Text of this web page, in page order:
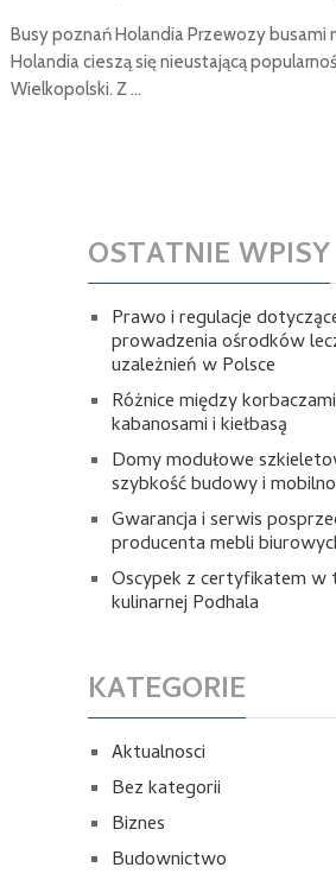
Busy poznań Holandia Przewozy busami
Holandia cieszą się nieustającą
Wielkopolski. Z …
OSTATNIE WPISY
Prawo i regulacje
prowadzenia ośrodków
uzależnień w Polsce
Różnice między
kabanosami i kiełbasą
Domy modułowe
szybkość budowy i
Gwarancja i serwis
producenta mebli
Oscypek z certyfikatem w
kulinarnej Podhala
KATEGORIE
Aktualnosci
Bez kategorii
Biznes
Budownictwo